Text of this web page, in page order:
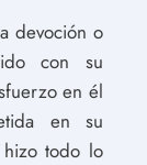
devoción o
con su
en él
en su
todo lo